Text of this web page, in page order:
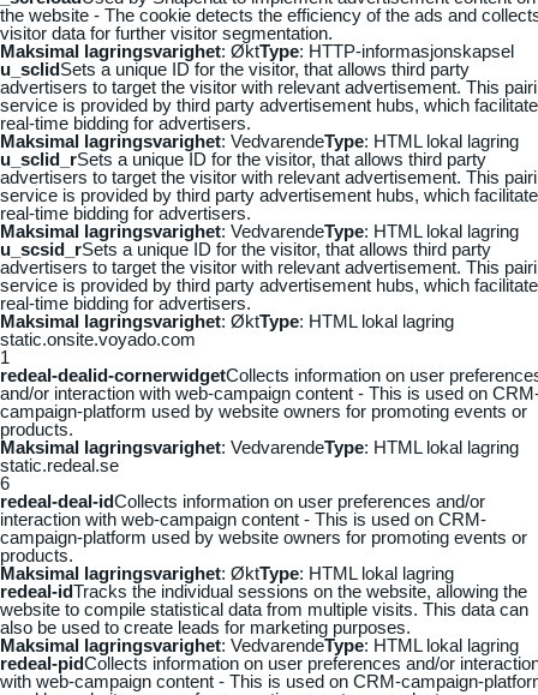
the website - The cookie detects the efficiency of the ads and
visitor data for further visitor segmentation.
Maksimal lagringsvarighet: ØktType: HTTP-informasjonskapsel
u_sclidSets a unique ID for the visitor, that allows third party
advertisers to target the visitor with relevant advertisement. This
service is provided by third party advertisement hubs, which
real-time bidding for advertisers.
Maksimal lagringsvarighet: VedvarendeType: HTML lokal lagring
u_sclid_rSets a unique ID for the visitor, that allows third party
advertisers to target the visitor with relevant advertisement. This
service is provided by third party advertisement hubs, which
real-time bidding for advertisers.
Maksimal lagringsvarighet: VedvarendeType: HTML lokal lagring
u_scsid_rSets a unique ID for the visitor, that allows third party
advertisers to target the visitor with relevant advertisement. This
service is provided by third party advertisement hubs, which
real-time bidding for advertisers.
Maksimal lagringsvarighet: ØktType: HTML lokal lagring
static.onsite.voyado.com
1
redeal-dealid-cornerwidgetCollects information on user
and/or interaction with web-campaign content - This is used on
campaign-platform used by website owners for promoting events or
products.
Maksimal lagringsvarighet: VedvarendeType: HTML lokal lagring
static.redeal.se
6
redeal-deal-idCollects information on user preferences and/or
interaction with web-campaign content - This is used on CRM-
campaign-platform used by website owners for promoting events or
products.
Maksimal lagringsvarighet: ØktType: HTML lokal lagring
redeal-idTracks the individual sessions on the website, allowing the
website to compile statistical data from multiple visits. This data can
also be used to create leads for marketing purposes.
Maksimal lagringsvarighet: VedvarendeType: HTML lokal lagring
redeal-pidCollects information on user preferences and/or
with web-campaign content - This is used on CRM-campaign-